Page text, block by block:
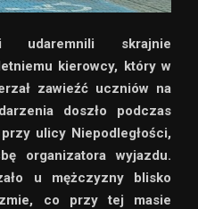
udaremnili skrajnie
kierowcy, który w
zawieźć uczniów na
doszło podczas
ulicy Niepodległości,
organizatora wyjazdu.
u mężczyzny blisko
co przy tej masie